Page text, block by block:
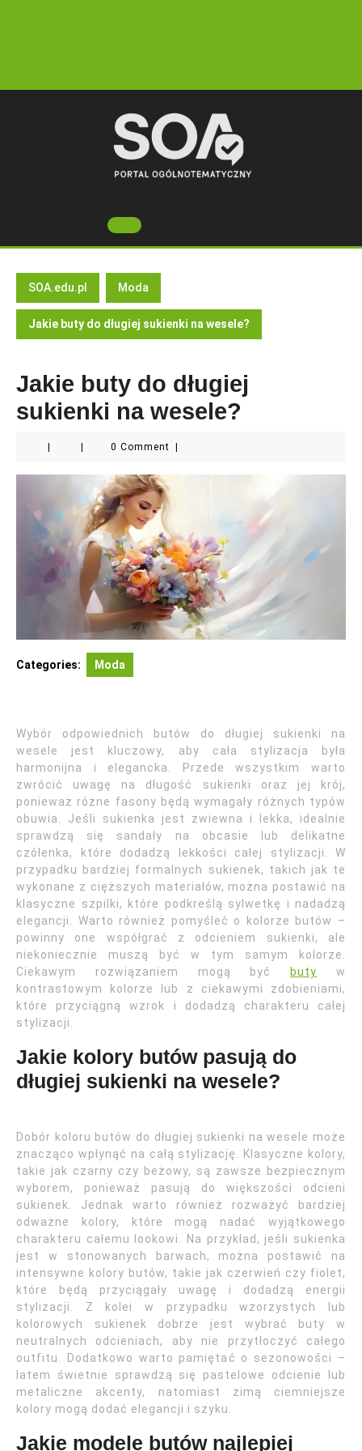
Open
Button
SOA.edu.pl Moda
Jakie buty do długiej sukienki na wesele?
Jakie buty do długiej
sukienki na wesele?
0 Comment
Categories: Moda
Wybór odpowiednich butów do długiej sukienki na
wesele jest kluczowy, aby cała stylizacja była
harmonijna i elegancka. Przede wszystkim warto
zwrócić uwagę na długość sukienki oraz jej krój,
ponieważ różne fasony będą wymagały różnych typów
obuwia. Jeśli sukienka jest zwiewna i lekka, idealnie
sprawdzą się sandały na obcasie lub delikatne
czółenka, które dodadzą lekkości całej stylizacji. W
przypadku bardziej formalnych sukienek, takich jak te
wykonane z cięższych materiałów, można postawić na
klasyczne szpilki, które podkreślą sylwetkę i nadadzą
elegancji. Warto również pomyśleć o kolorze butów –
powinny one współgrać z odcieniem sukienki, ale
niekoniecznie muszą być w tym samym kolorze.
Ciekawym rozwiązaniem mogą być
buty w
kontrastowym kolorze lub z ciekawymi zdobieniami,
które przyciągną wzrok i dodadzą charakteru całej
stylizacji.
Jakie kolory butów pasują do
długiej sukienki na wesele?
Dobór koloru butów do długiej sukienki na wesele może
znacząco wpłynąć na całą stylizację. Klasyczne kolory,
takie jak czarny czy beżowy, są zawsze bezpiecznym
wyborem, ponieważ pasują do większości odcieni
sukienek. Jednak warto również rozważyć bardziej
odważne kolory, które mogą nadać wyjątkowego
charakteru całemu lookowi. Na przykład, jeśli sukienka
jest w stonowanych barwach, można postawić na
intensywne kolory butów, takie jak czerwień czy fiolet,
które będą przyciągały uwagę i dodadzą energii
stylizacji. Z kolei w przypadku wzorzystych lub
kolorowych sukienek dobrze jest wybrać buty w
neutralnych odcieniach, aby nie przytłoczyć całego
outfitu. Dodatkowo warto pamiętać o sezonowości –
latem świetnie sprawdzą się pastelowe odcienie lub
metaliczne akcenty, natomiast zimą ciemniejsze
kolory mogą dodać elegancji i szyku.
Jakie modele butów najlepiej